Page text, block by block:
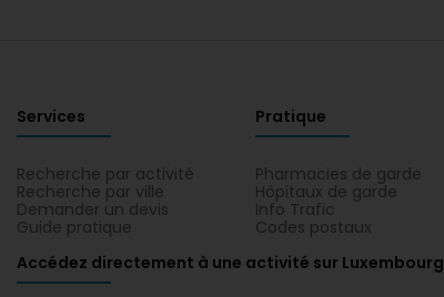
Services
Recherche par activité
Recherche par ville
Demander un devis
Guide pratique
Pratique
Pharmacies de garde
Hôpitaux de garde
Info Trafic
Codes postaux
Accédez directement à une activité sur Luxembourg